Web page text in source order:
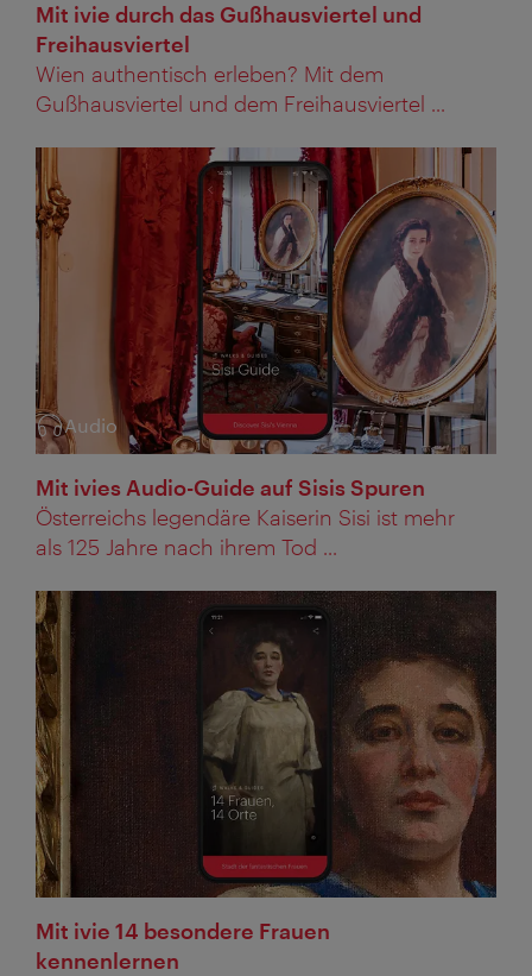
Mit ivie durch das Gußhausviertel und
Freihausviertel
Wien authentisch erleben? Mit dem
Gußhausviertel und dem Freihausviertel ...
Kategorie:
Audio
Mit ivies Audio-Guide auf Sisis Spuren
Österreichs legendäre Kaiserin Sisi ist mehr
als 125 Jahre nach ihrem Tod ...
Mit ivie 14 besondere Frauen
kennenlernen